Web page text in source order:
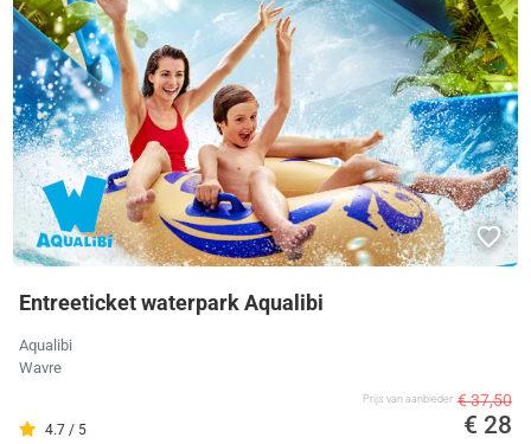
Entreeticket waterpark Aqualibi
Aqualibi
Wavre
4.7 / 5
Prijs van aanbieder € 37,50
€ 28